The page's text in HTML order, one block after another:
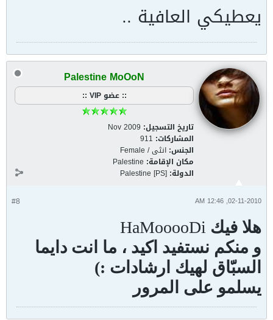
يعطيكي العافية ..
Palestine MoOoN
:: عضو VIP ::
تاريخ التسجيل: Nov 2009
المشاركات: 911
الجنس: انثى / Female
مكان الإقامة: Palestine
الدولة: Palestine [PS]
#8 02-11-2010, 12:46 AM
هلا فيك HaMooooDi
و منكم نستفيد اكيد ، ما انت دايما
السبّاق لهيك ارشادات :)
يسلمو على المرور